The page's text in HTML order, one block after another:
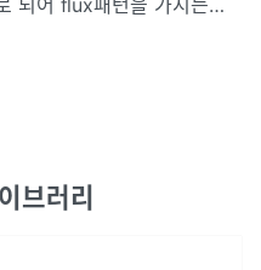
되어 flux패턴을 가지는다
사용하면 atoms (공유 상
브러리